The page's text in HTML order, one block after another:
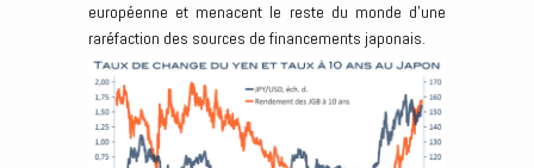
européenne et menacent le reste du monde d’une
raréfaction des sources de financements japonais.